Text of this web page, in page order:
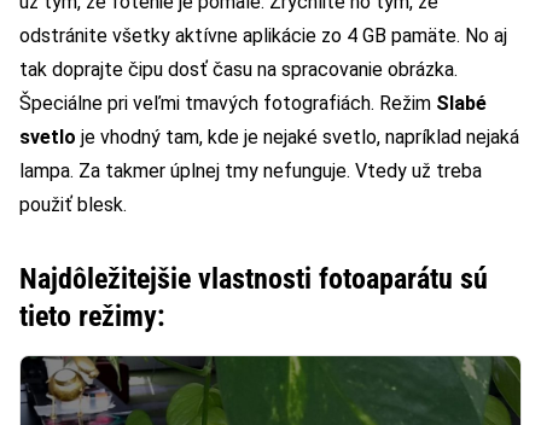
odstránite všetky aktívne aplikácie zo 4 GB pamäte. No aj
tak doprajte čipu dosť času na spracovanie obrázka.
Špeciálne pri veľmi tmavých fotografiách. Režim Slabé
svetlo je vhodný tam, kde je nejaké svetlo, napríklad nejaká
lampa. Za takmer úplnej tmy nefunguje. Vtedy už treba
použiť blesk.
Najdôležitejšie vlastnosti fotoaparátu sú
tieto režimy: